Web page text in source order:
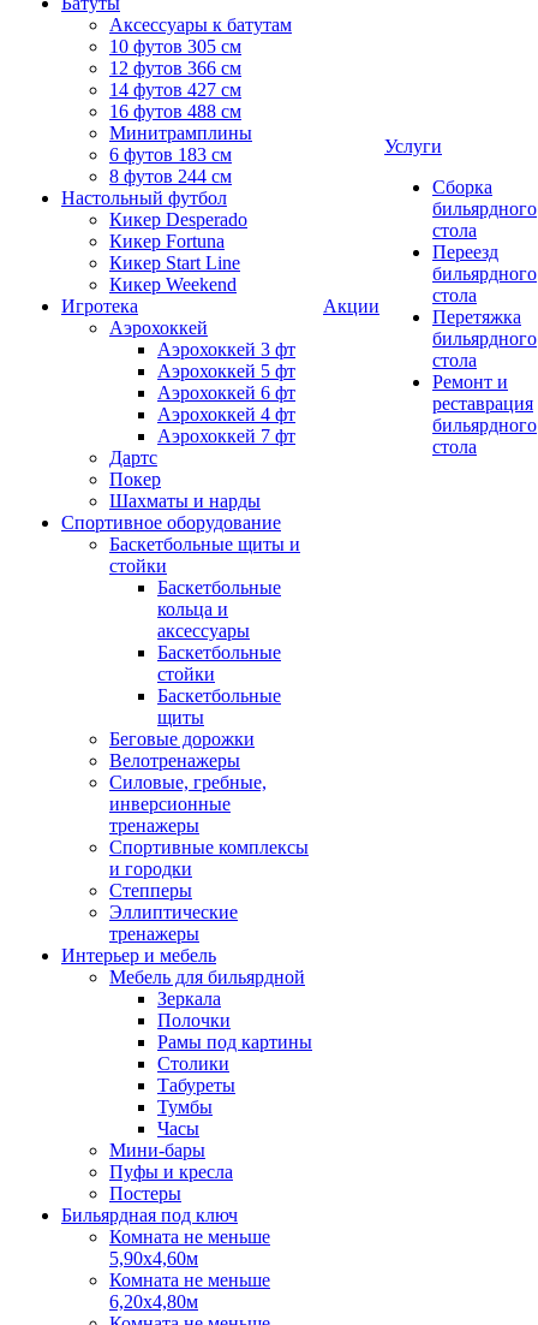
Аксессуары к батутам
10 футов 305 см
12 футов 366 см
14 футов 427 см
16 футов 488 см
Минитрамплины
6 футов 183 см
8 футов 244 см
Настольный футбол
Кикер Desperado
Кикер Fortuna
Кикер Start Line
Кикер Weekend
Игротека
Аэрохоккей
Аэрохоккей 3 фт
Аэрохоккей 5 фт
Аэрохоккей 6 фт
Аэрохоккей 4 фт
Аэрохоккей 7 фт
Дартс
Покер
Шахматы и нарды
Спортивное оборудование
Баскетбольные щиты и
стойки
Баскетбольные
кольца и
аксессуары
Баскетбольные
стойки
Баскетбольные
щиты
Беговые дорожки
Велотренажеры
Силовые, гребные,
инверсионные
тренажеры
Спортивные комплексы
и городки
Степперы
Эллиптические
тренажеры
Интерьер и мебель
Мебель для бильярдной
Зеркала
Полочки
Рамы под картины
Столики
Табуреты
Тумбы
Часы
Мини-бары
Пуфы и кресла
Постеры
Бильярдная под ключ
Комната не меньше
5,90х4,60м
Комната не меньше
6,20х4,80м
Акции
Услуги
Сборка
бильярдного
стола
Переезд
бильярдного
стола
Перетяжка
бильярдного
стола
Ремонт и
реставрация
бильярдного
стола